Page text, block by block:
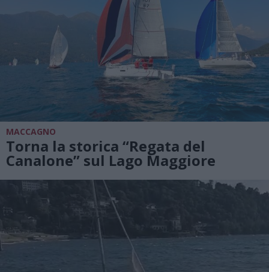
MACCAGNO
Torna la storica “Regata del
Canalone” sul Lago Maggiore